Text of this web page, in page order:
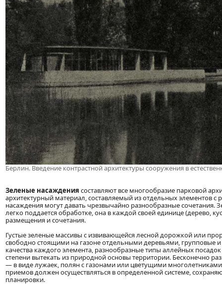
Берлин. Введение контрастной архитектуры сооружения в
Зеленые насаждения составляют все многообразие парковой
архитектурный материал, составляемый из отдельных элементов
насаждения могут давать чрезвычайно разнообразные
легко поддается обработке, она в каждой своей единице (дерево,
размещения и сочетания.
Густые зеленые массивы с извивающейся лесной дорожкой или
свободно стоящими на газоне отдельными деревьями,
качества каждого элемента, разнообразные типы аллейных
степени вытекать из природной основы территории. Бесконечно
— в виде лужаек, полян с газонами или цветущими
приемов должен осуществляться в определенной системе,
планировки.